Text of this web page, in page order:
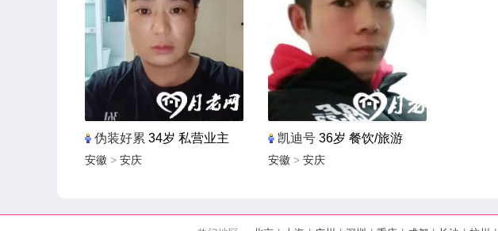
伪装好累 34岁 私营业主
安徽 > 安庆
凯迪号 36岁 餐饮/旅游
安徽 > 安庆